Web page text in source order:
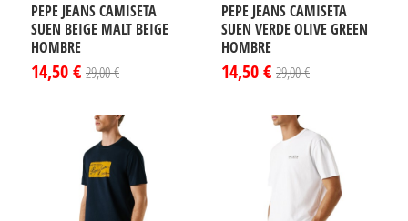
PEPE JEANS CAMISETA
SUEN BEIGE MALT BEIGE
HOMBRE
14,50 € 29,00 €
PEPE JEANS CAMISETA
SUEN VERDE OLIVE GREEN
HOMBRE
14,50 € 29,00 €